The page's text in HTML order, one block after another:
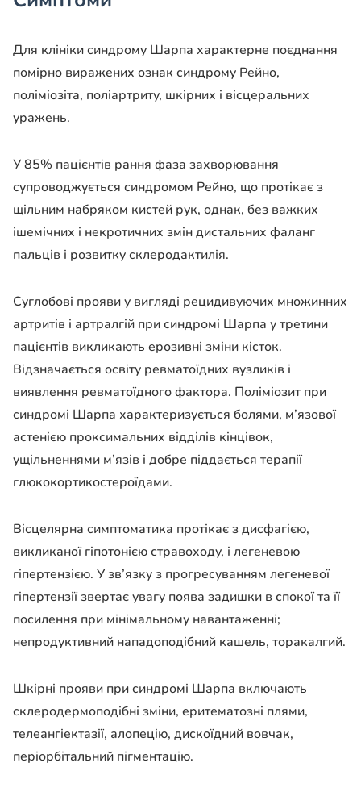
Для клініки синдрому Шарпа характерне поєднання
помірно виражених ознак синдрому Рейно,
поліміозіта, поліартриту, шкірних і вісцеральних
уражень.
У 85% пацієнтів рання фаза захворювання
супроводжується синдромом Рейно, що протікає з
щільним набряком кистей рук, однак, без важких
ішемічних і некротичних змін дистальних фаланг
пальців і розвитку склеродактилія.
Суглобові прояви у вигляді рецидивуючих множинних
артритів і артралгій при синдромі Шарпа у третини
пацієнтів викликають ерозивні зміни кісток.
Відзначається освіту ревматоїдних вузликів і
виявлення ревматоїдного фактора. Поліміозит при
синдромі Шарпа характеризується болями, м’язової
астенією проксимальних відділів кінцівок,
ущільненнями м’язів і добре піддається терапії
глюкокортикостероїдами.
Вісцелярна симптоматика протікає з дисфагією,
викликаної гіпотонією стравоходу, і легеневою
гіпертензією. У зв’язку з прогресуванням легеневої
гіпертензії звертає увагу поява задишки в спокої та її
посилення при мінімальному навантаженні;
непродуктивний нападоподібний кашель, торакалгий.
Шкірні прояви при синдромі Шарпа включають
склеродермоподібні зміни, еритематозні плями,
телеангіектазії, алопецію, дискоїдний вовчак,
періорбітальний пігментацію.